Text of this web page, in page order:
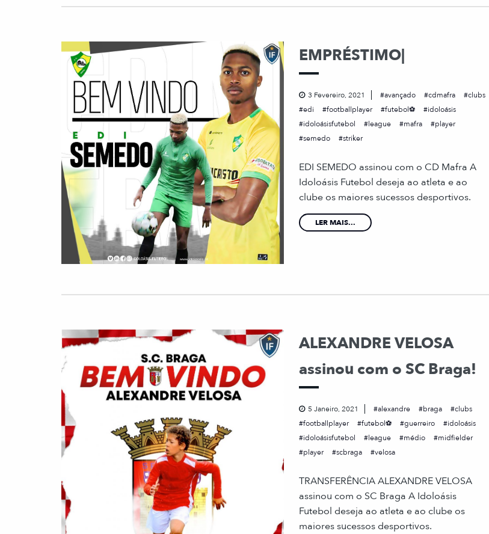
EMPRÉSTIMO|
3 Fevereiro, 2021 avançado cdmafra
clubs
edi
footballplayer futebol⚽
idoloásis
idoloásisfutebol
league mafra
player
semedo
striker
EDI SEMEDO assinou com o CD Mafra A
Idoloásis Futebol deseja ao atleta e ao
clube os maiores sucessos desportivos.
LER MAIS...
ALEXANDRE VELOSA
assinou com o SC Braga!
5 Janeiro, 2021 alexandre braga
clubs
footballplayer
futebol⚽ guerreiro
idoloásis
idoloásisfutebol
league médio
midfielder
player
scbraga velosa
TRANSFERÊNCIA ALEXANDRE VELOSA
assinou com o SC Braga A Idoloásis
Futebol deseja ao atleta e ao clube os
maiores sucessos desportivos.